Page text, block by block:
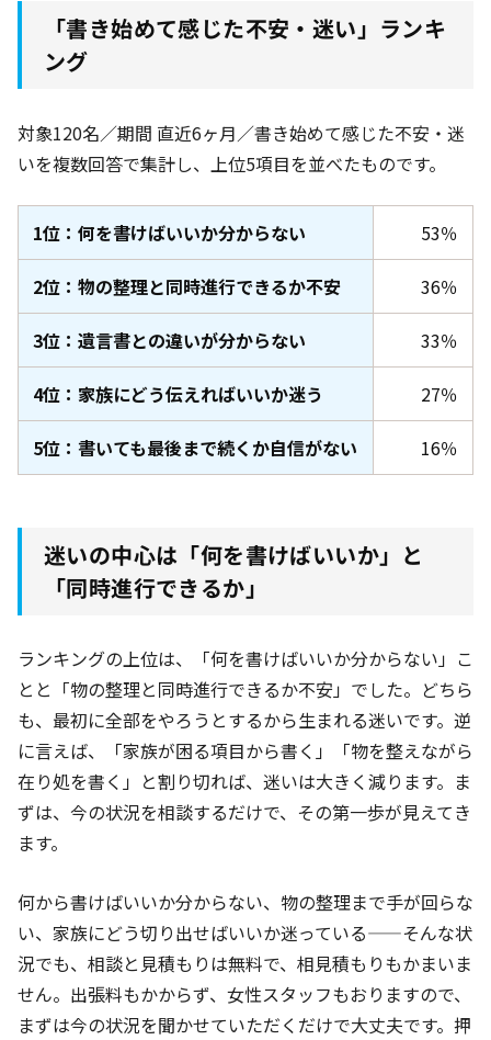
「書き始めて感じた不安・迷い」ランキ
ング
対象120名／期間 直近6ヶ月／書き始めて感じた不安・迷
いを複数回答で集計し、上位5項目を並べたものです。
1位：何を書けばいいか分からない 53％
2位：物の整理と同時進行できるか不安 36％
3位：遺言書との違いが分からない 33％
4位：家族にどう伝えればいいか迷う 27％
5位：書いても最後まで続くか自信がない 16％
迷いの中心は「何を書けばいいか」と
「同時進行できるか」
ランキングの上位は、「何を書けばいいか分からない」こ
とと「物の整理と同時進行できるか不安」でした。どちら
も、最初に全部をやろうとするから生まれる迷いです。逆
に言えば、「家族が困る項目から書く」「物を整えながら
在り処を書く」と割り切れば、迷いは大きく減ります。ま
ずは、今の状況を相談するだけで、その第一歩が見えてき
ます。
何から書けばいいか分からない、物の整理まで手が回らな
い、家族にどう切り出せばいいか迷っている——そんな状
況でも、相談と見積もりは無料で、相見積もりもかまいま
せん。出張料もかからず、女性スタッフもおりますので、
まずは今の状況を聞かせていただくだけで大丈夫です。押